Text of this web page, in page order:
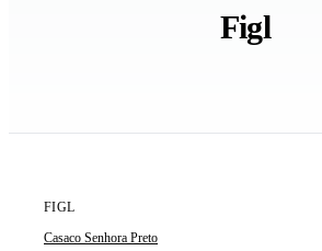
Figl
FIGL
Casaco Senhora Preto